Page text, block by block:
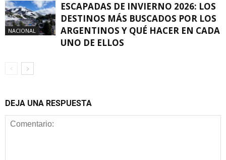
NACIONAL
ESCAPADAS DE INVIERNO 2026: LOS
DESTINOS MÁS BUSCADOS POR LOS
ARGENTINOS Y QUÉ HACER EN CADA
UNO DE ELLOS
DEJA UNA RESPUESTA